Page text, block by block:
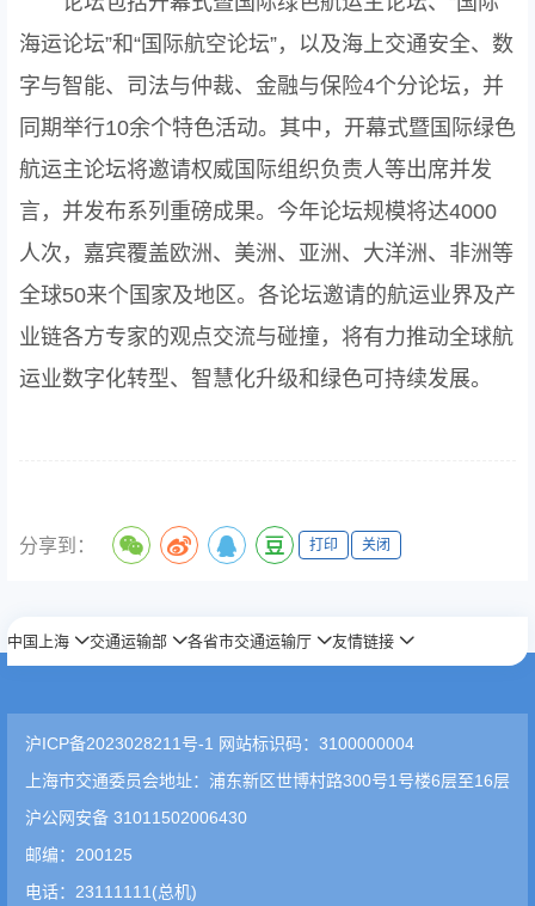
海运论坛”和“国际航空论坛”，以及海上交通安全、数
字与智能、司法与仲裁、金融与保险4个分论坛，并
同期举行10余个特色活动。其中，开幕式暨国际绿色
航运主论坛将邀请权威国际组织负责人等出席并发
言，并发布系列重磅成果。今年论坛规模将达4000
人次，嘉宾覆盖欧洲、美洲、亚洲、大洋洲、非洲等
全球50来个国家及地区。各论坛邀请的航运业界及产
业链各方专家的观点交流与碰撞，将有力推动全球航
运业数字化转型、智慧化升级和绿色可持续发展。
分享到： 打印 关闭
中国上海 交通运输部 各省市交通运输厅 友情链接
沪ICP备2023028211号-1 网站标识码：3100000004
上海市交通委员会地址：浦东新区世博村路300号1号楼6层至16层
沪公网安备 31011502006430
邮编：200125
电话：23111111(总机)